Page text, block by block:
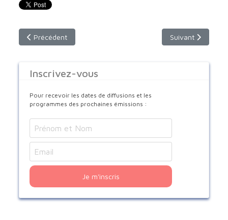
Article précédent : 18 septembre : le nouveau Patriarche
Précédent Article suivant :
Suivant
Inscrivez-vous
Pour recevoir les dates de diffusions et les
programmes des prochaines émissions :
Je m'inscris